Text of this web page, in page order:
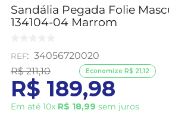
Sandália Pegada Folie
134104-04 Marrom
: 34056720020
R$ 211,10
R$ 189,98
Em até 10x R$ 18,99 sem juros
Economize R$ 21,12